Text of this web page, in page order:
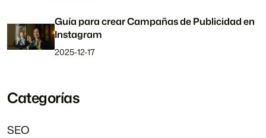
Guía para crear Campañas de Publicidad en
Instagram
2025-12-17
Categorías
SEO